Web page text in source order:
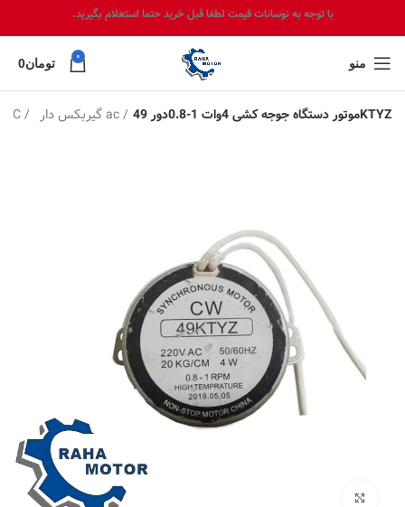
با توجه به نوسانات قیمت لطفا قبل خرید حتما استعلام بگیرید.
منو 0 تومان0
موتور AC گیربکس دار ac موتور دستگاه جوجه کشی 4وات 1-0.8دور 49KTYZ